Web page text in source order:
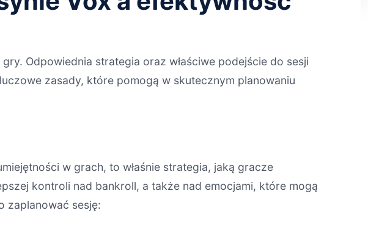
Odpowiednia strategia oraz właściwe podejście do sesji
zasady, które pomogą w skutecznym planowaniu
w grach, to właśnie strategia, jaką gracze
kontroli nad bankroll, a także nad emocjami, które mogą
zaplanować sesję: